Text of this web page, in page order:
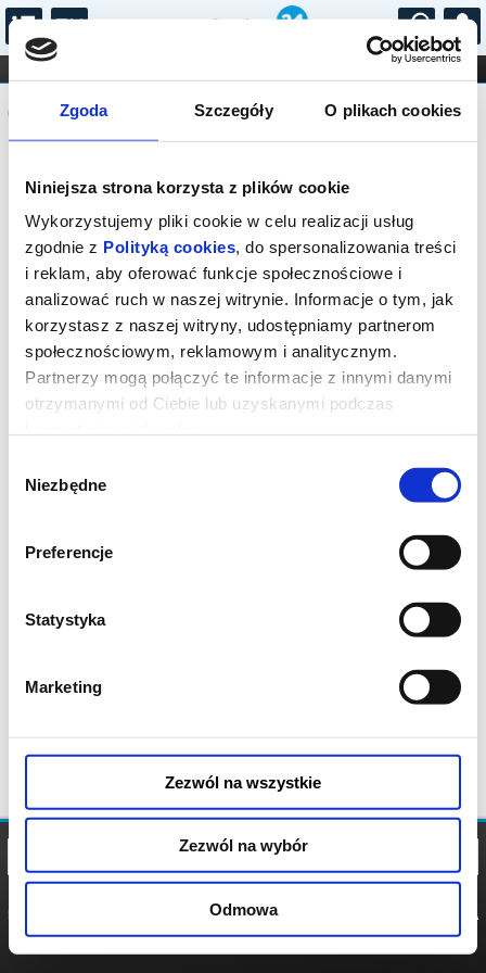
Zgoda Szczegóły O plikach cookies
Niniejsza strona korzysta z plików cookie
Wykorzystujemy pliki cookie w celu realizacji usług
zgodnie z Polityką cookies, do spersonalizowania treści
i reklam, aby oferować funkcje społecznościowe i
analizować ruch w naszej witrynie. Informacje o tym, jak
korzystasz z naszej witryny, udostępniamy partnerom
społecznościowym, reklamowym i analitycznym.
Partnerzy mogą połączyć te informacje z innymi danymi
otrzymanymi od Ciebie lub uzyskanymi podczas
zgody
Niezbędne
Preferencje
Statystyka
Marketing
Zezwól na wszystkie
Zezwól na wybór
Odmowa
...
FILHARMONIA OPERA I BALET
STAND-UP
DLA DZIECI
Komunikat
Sprzedaż biletów na wydarzenie została
zakończona.
POLITYKA
POLITYKA